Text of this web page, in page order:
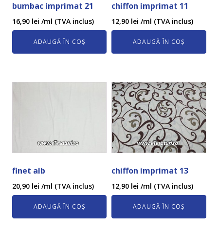
bumbac imprimat 21
16,90 lei /ml (TVA inclus)
ADAUGĂ ÎN COȘ
chiffon imprimat 11
12,90 lei /ml (TVA inclus)
ADAUGĂ ÎN COȘ
finet alb
20,90 lei /ml (TVA inclus)
ADAUGĂ ÎN COȘ
chiffon imprimat 13
12,90 lei /ml (TVA inclus)
ADAUGĂ ÎN COȘ